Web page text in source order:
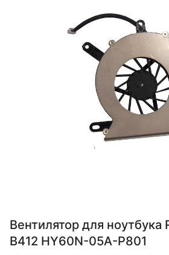
Вентилятор для ноутбука
B412 HY60N-05A-P801